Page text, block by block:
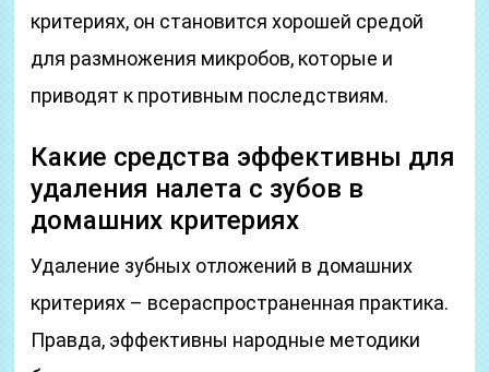
критериях, он становится хорошей средой
для размножения микробов, которые и
приводят к противным последствиям.
Какие средства эффективны для
удаления налета с зубов в
домашних критериях
Удаление зубных отложений в домашних
критериях – всераспространенная практика.
Правда, эффективны народные методики